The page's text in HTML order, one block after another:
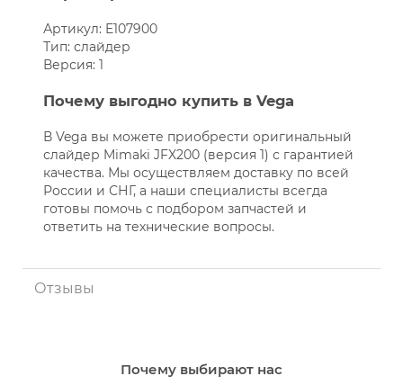
Артикул: E107900
Тип: слайдер
Версия: 1
Почему выгодно купить в Vega
В Vega вы можете приобрести оригинальный
слайдер Mimaki JFX200 (версия 1) с гарантией
качества. Мы осуществляем доставку по всей
России и СНГ, а наши специалисты всегда
готовы помочь с подбором запчастей и
ответить на технические вопросы.
Отзывы
Почему выбирают нас